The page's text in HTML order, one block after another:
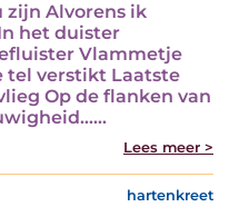
zijn Alvorens ik
het duister
Vlammetje
tel verstikt Laatste
Op de flanken van
Lees meer >
hartenkreet